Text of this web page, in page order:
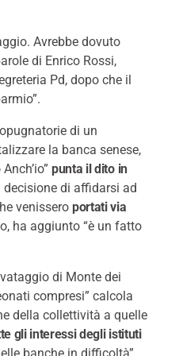
Avrebbe dovuto
di Enrico Rossi,
Pd, dopo che il
di un
la banca senese,
punta il dito in
decisione di affidarsi ad
venissero portati via
ha aggiunto “è un fatto
di Monte dei
compresi” calcola
della collettività a quelle
gli interessi degli istituti